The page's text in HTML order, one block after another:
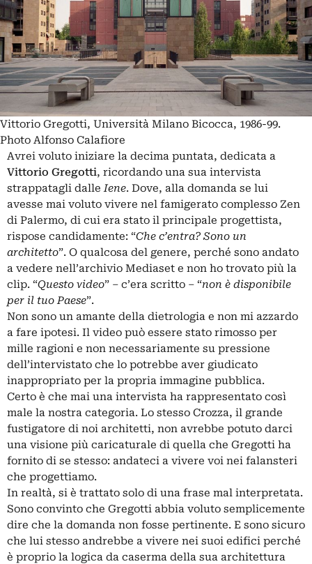
Vittorio Gregotti, Università Milano Bicocca, 1986-99.
Photo Alfonso Calafiore
Avrei voluto iniziare la decima puntata, dedicata a
Vittorio Gregotti, ricordando una sua intervista
strappatagli dalleIene. Dove, alla domanda se lui
avesse mai voluto vivere nel famigerato complesso Zen
di Palermo, di cui era stato il principale progettista,
rispose candidamente: “Che c’entra? Sono un
architetto”. O qualcosa del genere, perché sono andato
a vedere nell’archivio Mediaset e non ho trovato più la
clip. “Questo video” – c’era scritto – “non è disponibile
per il tuo Paese”.
Non sono un amante della dietrologia e non mi azzardo
a fare ipotesi. Il video può essere stato rimosso per
mille ragioni e non necessariamente su pressione
dell’intervistato che lo potrebbe aver giudicato
inappropriato per la propria immagine pubblica.
Certo è che mai una intervista ha rappresentato così
male la nostra categoria. Lo stesso Crozza, il grande
fustigatore di noi architetti, non avrebbe potuto darci
una visione più caricaturale di quella che Gregotti ha
fornito di se stesso: andateci a vivere voi nei falansteri
che progettiamo.
In realtà, si è trattato solo di una frase mal interpretata.
Sono convinto che Gregotti abbia voluto semplicemente
dire che la domanda non fosse pertinente. E sono sicuro
che lui stesso andrebbe a vivere nei suoi edifici perché
è proprio la logica da caserma della sua architettura